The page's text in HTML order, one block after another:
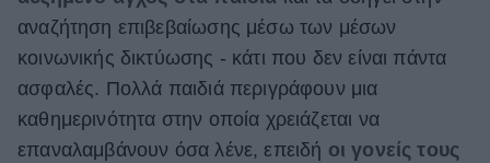
αναζήτηση επιβεβαίωσης μέσω των μέσων
κοινωνικής δικτύωσης - κάτι που δεν είναι πάντα
ασφαλές. Πολλά παιδιά περιγράφουν μια
καθημερινότητα στην οποία χρειάζεται να
επαναλαμβάνουν όσα λένε, επειδή οι γονείς τους